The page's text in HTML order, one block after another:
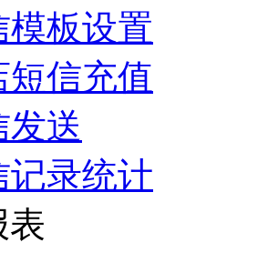
模板设置
短信充值
发送
记录统计
表